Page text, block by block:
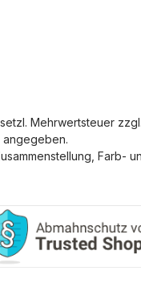
Mehrwertsteuer zzgl.
angegeben.
Farb-